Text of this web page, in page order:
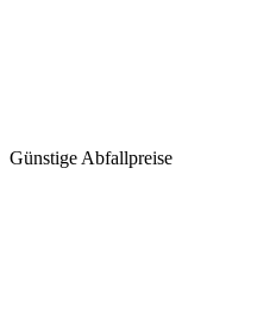
Günstige Abfallpreise